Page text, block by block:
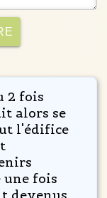
2 fois
alors se
l'édifice
une fois